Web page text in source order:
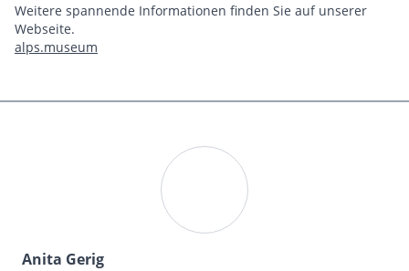
Weitere spannende Informationen finden Sie auf unserer
Webseite.
alps.museum
Anita Gerig